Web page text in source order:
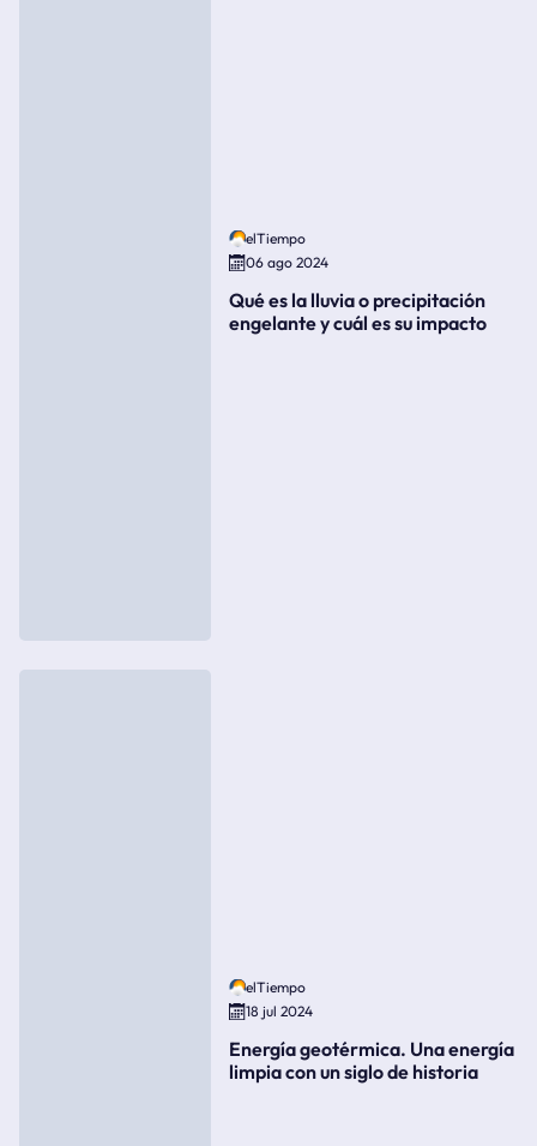
elTiempo
06 ago 2024
Qué es la lluvia o precipitación
engelante y cuál es su impacto
elTiempo
18 jul 2024
Energía geotérmica. Una energía
limpia con un siglo de historia